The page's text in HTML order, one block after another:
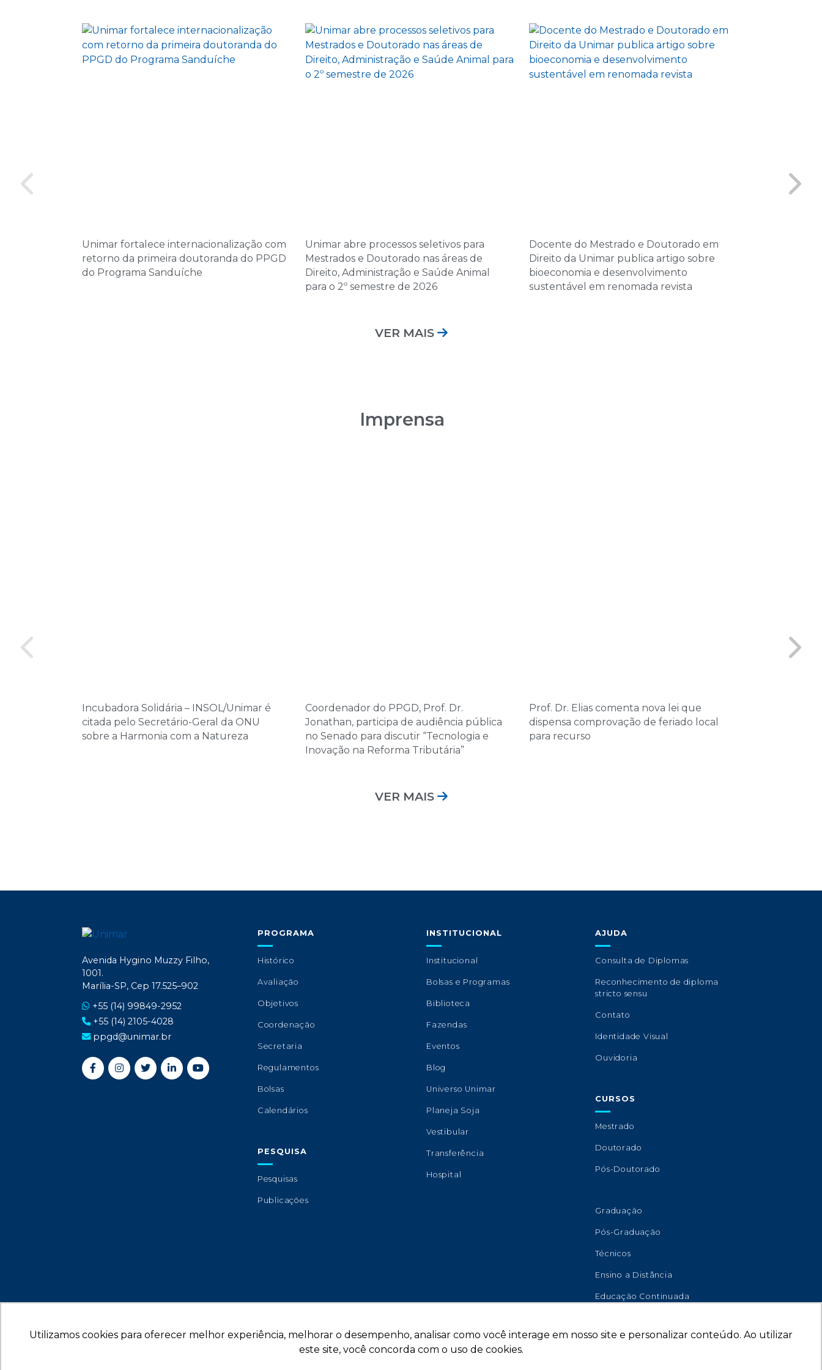
Utilizamos cookies para oferecer melhor experiência, melhorar o desempenho, analisar como você interage em nosso site e personalizar conteúdo. Ao utilizar
este site, você concorda com o uso de cookies.
5 de novembro de 2026
14:00 | Encontro Aulas
08:00 | Encontro Aulas
12 de dezembro de 2026
08:00 | Encontro Aulas
Unimar fortalece internacionalização com
retorno da primeira doutoranda do PPGD
do Programa Sanduíche
Unimar abre processos seletivos para
Mestrados e Doutorado nas áreas de
Direito, Administração e Saúde Animal
para o 2º semestre de 2026
Docente do Mestrado e Doutorado em
Direito da Unimar publica artigo sobre
bioeconomia e desenvolvimento
sustentável em renomada revista
VER MAIS
Imprensa
Incubadora Solidária – INSOL/Unimar é
citada pelo Secretário-Geral da ONU
sobre a Harmonia com a Natureza
Coordenador do PPGD, Prof. Dr.
Jonathan, participa de audiência pública
no Senado para discutir “Tecnologia e
Inovação na Reforma Tributária”
Prof. Dr. Elias comenta nova lei que
dispensa comprovação de feriado local
para recurso
VER MAIS
Avenida Hygino Muzzy Filho,
1001.
Marília-SP, Cep 17.525–902
+55 (14) 99849-2952
+55 (14) 2105-4028
ppgd@unimar.br
PROGRAMA
Histórico
Avaliação
Objetivos
Coordenação
Secretaria
Regulamentos
Bolsas
Calendários
PESQUISA
Pesquisas
Publicações
INSTITUCIONAL
Institucional
Bolsas e Programas
Biblioteca
Fazendas
Eventos
Blog
Universo Unimar
Planeja Soja
Vestibular
Transferência
Hospital
AJUDA
Consulta de Diplomas
Reconhecimento de diploma
stricto sensu
Contato
Identidade Visual
Ouvidoria
CURSOS
Mestrado
Doutorado
Pós-Doutorado
Graduação
Pós-Graduação
Técnicos
Ensino a Distância
Educação Continuada